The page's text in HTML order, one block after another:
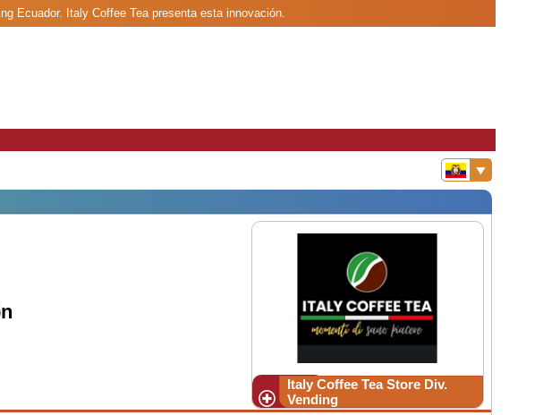
Ecuador. Italy Coffee Tea presenta esta innovación.
Italy Coffee Tea Store Div.
Vending